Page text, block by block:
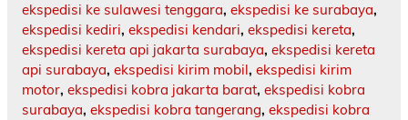
ekspedisi ke sulawesi tenggara, ekspedisi ke surabaya,
ekspedisi kediri, ekspedisi kendari, ekspedisi kereta,
ekspedisi kereta api jakarta surabaya, ekspedisi kereta
api surabaya, ekspedisi kirim mobil, ekspedisi kirim
motor, ekspedisi kobra jakarta barat, ekspedisi kobra
surabaya, ekspedisi kobra tangerang, ekspedisi kobra